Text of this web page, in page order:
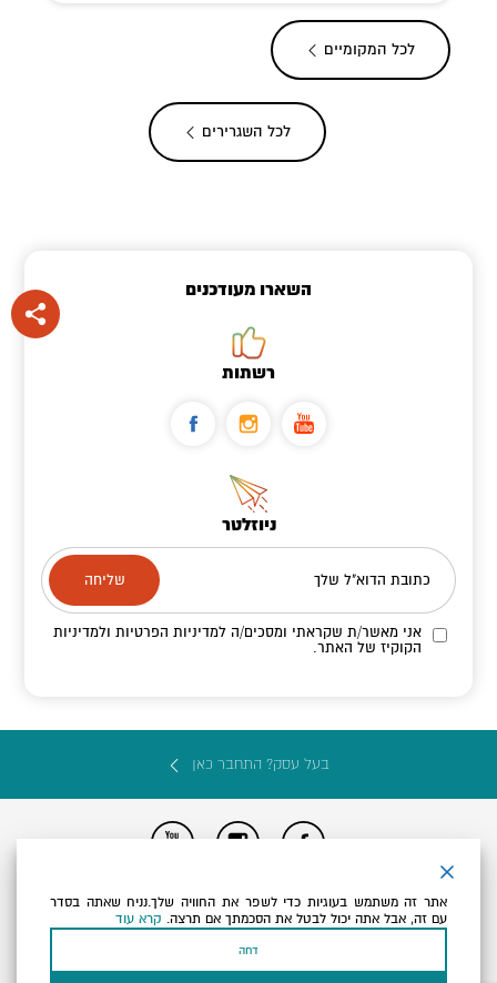
לכל המקומיים
לכל השגרירים
השארו מעודכנים
רשתות
ניוזלטר
כתובת הדוא"ל שלך
אני מאשר/ת שקראתי ומסכים/הלמדיניות הפרטיות ולמדיניות
הקוקיז של האתר.
בעל עסק? התחבר כאן
הצהרת נגישות תקנון, תנאי שימוש ומדיניות פרטיות
הגדרות פרטיות
Powered by
כל הזכויות שמורות לארץ ים המלח ©
אתר זה משתמש בעוגיות כדי לשפר את החוויה שלך.נניח שאתה בסדר
עם זה, אבל אתה יכול לבטל את הסכמתך אם תרצה. קרא עוד
דחה